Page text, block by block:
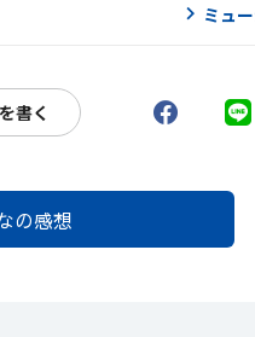
ミュ
書く
の感想